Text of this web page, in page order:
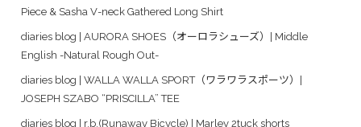
Piece & Sasha V-neck Gathered Long Shirt
diaries blog | AURORA SHOES（オーロラシューズ）| Middle
English -Natural Rough Out-
diaries blog | WALLA WALLA SPORT（ワラワラスポーツ）|
JOSEPH SZABO “PRISCILLA” TEE
diaries blog | r.b.(Runaway Bicycle) | Marley 2tuck shorts